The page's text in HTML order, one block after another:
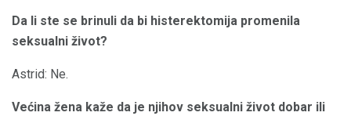
Da li ste se brinuli da bi histerektomija promenila
seksualni život?
Astrid: Ne.
Većina žena kaže da je njihov seksualni život dobar ili